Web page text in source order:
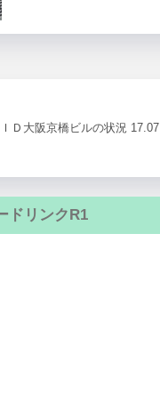
ＩＤ大阪京橋ビルの状況 17.07
ドリンクR1